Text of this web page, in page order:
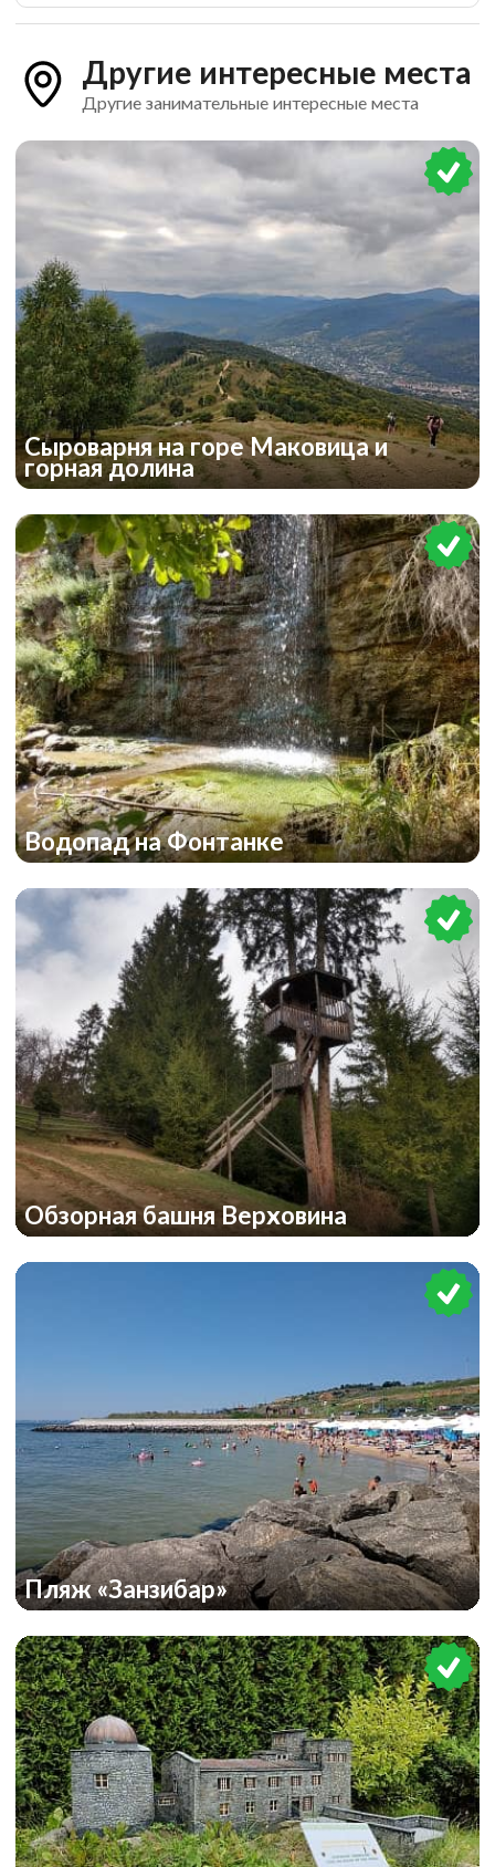
Другие интересные места
Другие занимательные интересные места
Сыроварня на горе Маковица и
горная долина
Водопад на Фонтанке
Обзорная башня Верховина
Пляж «Занзибар»